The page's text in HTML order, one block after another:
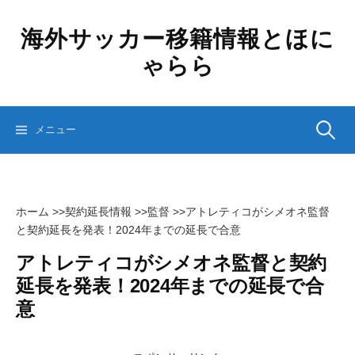
ッ
海外サッカー移籍情報とほに
ゃらら
メニュー 検
ホーム >>契約延長情報 >>監督 >>アトレティコがシメオネ監督
と契約延長を発表！2024年までの延長で合意
アトレティコがシメオネ監督と契約
延長を発表！2024年までの延長で合
意